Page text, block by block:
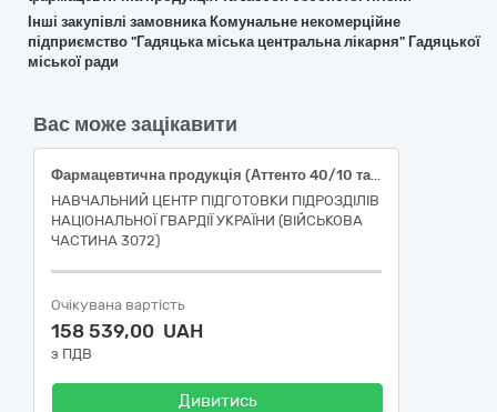
Інші закупівлі замовника Комунальне некомерційне
підприємство "Гадяцька міська центральна лікарня" Гадяцької
міської ради
Вас може зацікавити
Фармацевтична продукція (Аттенто 40/10 табл.в/пл.об. 40 мг/10мг №28, Аміксин ІС табл. в/об. 0.125г №3)
НАВЧАЛЬНИЙ ЦЕНТР ПІДГОТОВКИ ПІДРОЗДІЛІВ
НАЦІОНАЛЬНОЇ ГВАРДІЇ УКРАЇНИ (ВІЙСЬКОВА
ЧАСТИНА 3072)
Очікувана вартість
158 539,00 UAH
з ПДВ
Дивитись